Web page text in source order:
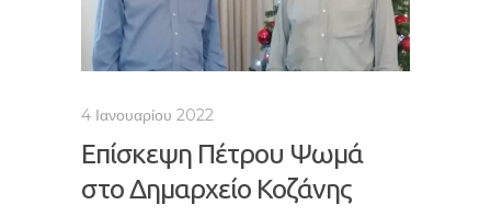
4 Ιανουαρίου 2022
Επίσκεψη Πέτρου Ψωμά
στο Δημαρχείο Κοζάνης